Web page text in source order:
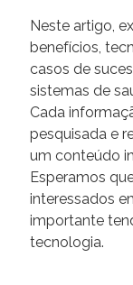
Neste artigo,
benefícios,
casos de
sistemas de
Cada
pesquisada e
um conteúdo
Esperamos
interessados
importante
tecnologia.